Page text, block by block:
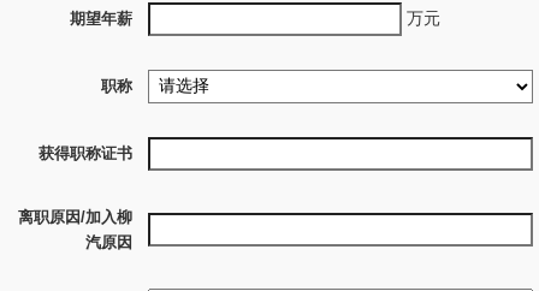
期望年薪 万元
职称
获得职称证书
离职原因/加入柳
汽原因